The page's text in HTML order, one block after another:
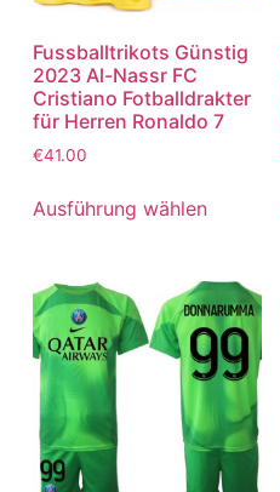
Fussballtrikots Günstig
2023 Al-Nassr FC
Cristiano Fotballdrakter
für Herren Ronaldo 7
€41.00
Ausführung wählen